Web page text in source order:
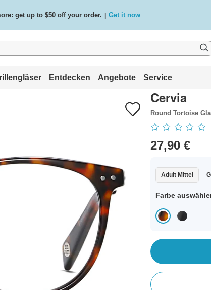
get up to $50 off your order. Get it now
delivery on all orders / Shop now.
Entdecken Angebote Service
Cervia
Round Tortoise
27,90 €
Adult Mittel
Farbe